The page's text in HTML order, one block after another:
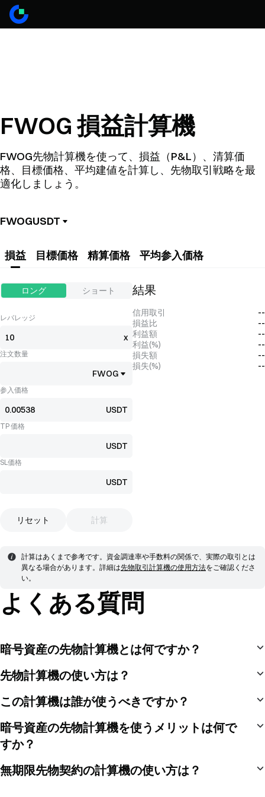
FWOG 損益計算機
FWOG先物計算機を使って、損益（P&L）、清算価
格、目標価格、平均建値を計算し、先物取引戦略を最
適化しましょう。
FWOGUSDT
損益 目標価格 精算価格 平均参入価格
ロング ショート
レバレッジ
x
注文数量
FWOG
参入価格
USDT
TP 価格
USDT
SL価格
USDT
リセット 計算
結果
信用取引
--
損益比
--
利益額
--
利益(%)
--
損失額
--
損失(%)
--
計算はあくまで参考です。資金調達率や手数料の関係で、実際の取引とは
異なる場合があります。 詳細は先物取引計算機の使用方法をご確認くださ
い。
よくある質問
暗号資産の先物計算機とは何ですか？
先物計算機の使い方は？
この計算機は誰が使うべきですか？
暗号資産の先物計算機を使うメリットは何で
すか？
無期限先物契約の計算機の使い方は？